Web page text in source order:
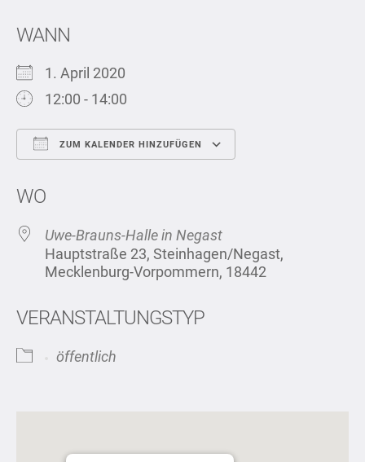
WANN
1. April 2020
12:00 - 14:00
ZUM KALENDER HINZUFÜGEN
WO
Uwe-Brauns-Halle in Negast
Hauptstraße 23, Steinhagen/Negast,
Mecklenburg-Vorpommern, 18442
VERANSTALTUNGSTYP
öffentlich